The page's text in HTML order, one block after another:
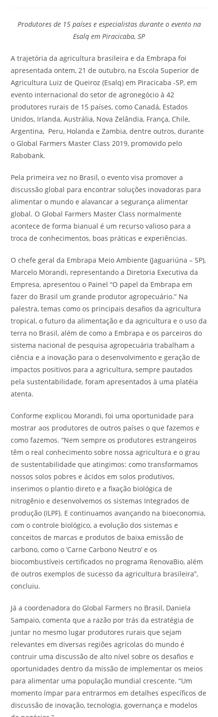
Produtores de 15 países e especialistas durante o evento na
Esalq em Piracicaba, SP
A trajetória da agricultura brasileira e da Embrapa foi
apresentada ontem, 21 de outubro, na Escola Superior de
Agricultura Luiz de Queiroz (Esalq) em Piracicaba -SP, em
evento internacional do setor de agronegócio à 42
produtores rurais de 15 países, como Canadá, Estados
Unidos, Irlanda, Austrália, Nova Zelândia, França, Chile,
Argentina, Peru, Holanda e Zambia, dentre outros, durante
o Global Farmers Master Class 2019, promovido pelo
Rabobank.
Pela primeira vez no Brasil, o evento visa promover a
discussão global para encontrar soluções inovadoras para
alimentar o mundo e alavancar a segurança alimentar
global. O Global Farmers Master Class normalmente
acontece de forma bianual é um recurso valioso para a
troca de conhecimentos, boas práticas e experiências.
O chefe geral da Embrapa Meio Ambiente (Jaguariúna – SP),
Marcelo Morandi, representando a Diretoria Executiva da
Empresa, apresentou o Painel “O papel da Embrapa em
fazer do Brasil um grande produtor agropecuário.” Na
palestra, temas como os principais desafios da agricultura
tropical, o futuro da alimentação e da agricultura e o uso da
terra no Brasil, além de como a Embrapa e os parceiros do
sistema nacional de pesquisa agropecuária trabalham a
ciência e a inovação para o desenvolvimento e geração de
impactos positivos para a agricultura, sempre pautados
pela sustentabilidade, foram apresentados à uma platéia
atenta.
Conforme explicou Morandi, foi uma oportunidade para
mostrar aos produtores de outros países o que fazemos e
como fazemos. “Nem sempre os produtores estrangeiros
têm o real conhecimento sobre nossa agricultura e o grau
de sustentabilidade que atingimos: como transformamos
nossos solos pobres e ácidos em solos produtivos,
inserimos o plantio direto e a fixação biológica de
nitrogênio e desenvolvemos os sistemas Integrados de
produção (ILPF). E continuamos avançando na bioeconomia,
com o controle biológico, a evolução dos sistemas e
conceitos de marcas e produtos de baixa emissão de
carbono, como o ‘Carne Carbono Neutro’ e os
biocombustíveis certificados no programa RenovaBio, além
de outros exemplos de sucesso da agricultura brasileira”,
concluiu.
Já a coordenadora do Global Farmers no Brasil, Daniela
Sampaio, comenta que a razão por trás da estratégia de
juntar no mesmo lugar produtores rurais que sejam
relevantes em diversas regiões agrícolas do mundo é
contruir uma discussão de alto nível sobre os desafios e
oportunidades dentro da missão de implementar os meios
para alimentar uma população mundial crescente. “Um
momento ímpar para entrarmos em detalhes específicos de
discussão de inovação, tecnologia, governança e modelos